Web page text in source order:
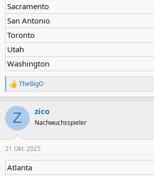
Sacramento
San Antonio
Toronto
Utah
Washington
R
e
k
i
e
n
:
TheBigO
Z zico
Nachwuchsspieler
21 Okt. 2025
Atlanta